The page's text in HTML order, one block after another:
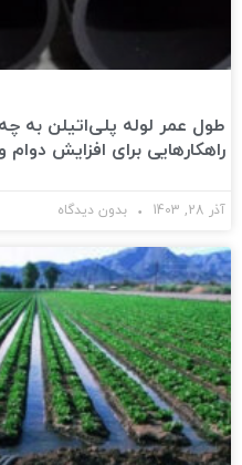
طول عمر لوله پلی‌اتیلن به
راهکارهایی برای افزایش دوام
آذر 28, 1403 بدون دیدگاه